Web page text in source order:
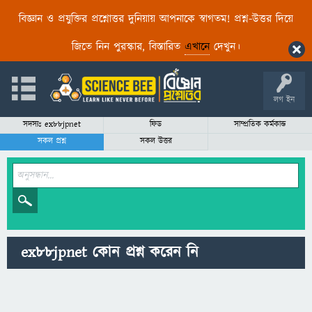
বিজ্ঞান ও প্রযুক্তির প্রশ্নোত্তর দুনিয়ায় আপনাকে স্বাগতম! প্রশ্ন-উত্তর দিয়ে
জিতে নিন পুরস্কার, বিস্তারিত এখানেদেখুন।
লগ ইন
সদস্যঃ ex88jpnet ফিড
সাম্প্রতিক কর্মকান্ড
সকল প্রশ্ন
সকল উত্তর
ex88jpnet কোন প্রশ্ন করেন নি